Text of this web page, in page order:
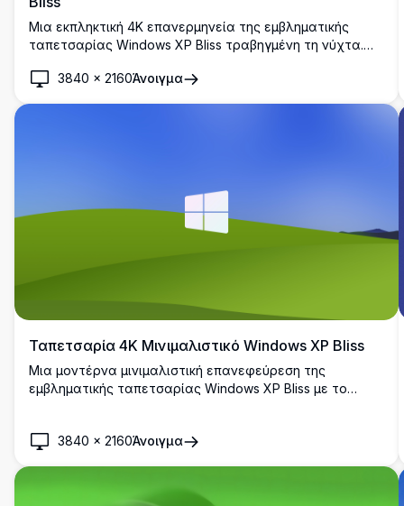
Μια εκπληκτική 4K επανερμηνεία της εμβληματικής
ταπετσαρίας Windows XP Bliss τραβηγμένη τη νύχτα.
κάτω από έναν εντυπωσιακό έναστρο βαθυγάλαζο
3840 × 2160Άνοιγμα
Ταπετσαρία 4K Μινιμαλιστικό Windows XP Bliss
Μια μοντέρνα μινιμαλιστική επανεφεύρεση της
εμβληματικής ταπετσαρίας Windows XP Bliss με το
ουρανό. Ιδανικό για προσαρμογή επιφάνειας εργασίας
3840 × 2160Άνοιγμα